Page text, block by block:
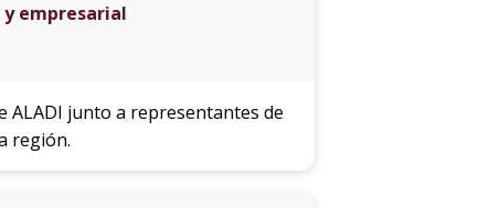
empresarial
ALADI junto a representantes de
región.